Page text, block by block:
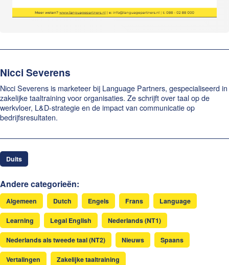
Nicci Severens
Nicci Severens is marketeer bij Language Partners, gespecialiseerd in
zakelijke taaltraining voor organisaties. Ze schrijft over taal op de
werkvloer, L&D-strategie en de impact van communicatie op
bedrijfsresultaten.
Duits
Andere categorieën:
Algemeen Dutch Engels Frans Language
Learning Legal English Nederlands (NT1)
Nederlands als tweede taal (NT2) Nieuws Spaans
Vertalingen Zakelijke taaltraining